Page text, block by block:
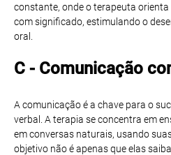
constante, onde o terapeuta
com significado, estimulando o
oral.
C - Comunicação
A comunicação é a chave para o
verbal. A terapia se concentra em
em conversas naturais, usando
objetivo não é apenas que elas